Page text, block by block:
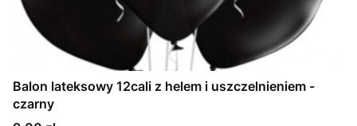
Balon lateksowy 12cali z helem i uszczelnieniem -
czarny